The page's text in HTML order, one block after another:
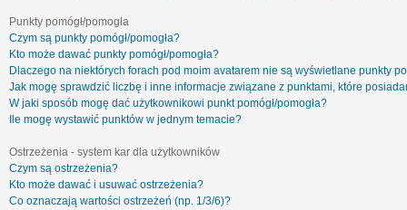
Punkty pomógł/pomogła
Czym są punkty pomógł/pomogła?
Kto może dawać punkty pomógł/pomogła?
Dlaczego na niektórych forach pod moim avatarem nie są wyświetlane punkty
Jak mogę sprawdzić liczbę i inne informacje związane z punktami, które
W jaki sposób mogę dać użytkownikowi punkt pomógł/pomogła?
Ile mogę wystawić punktów w jednym temacie?
Ostrzeżenia - system kar dla użytkowników
Czym są ostrzeżenia?
Kto może dawać i usuwać ostrzeżenia?
Co oznaczają wartości ostrzeżeń (np. 1/3/6)?